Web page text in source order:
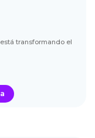
transformando el